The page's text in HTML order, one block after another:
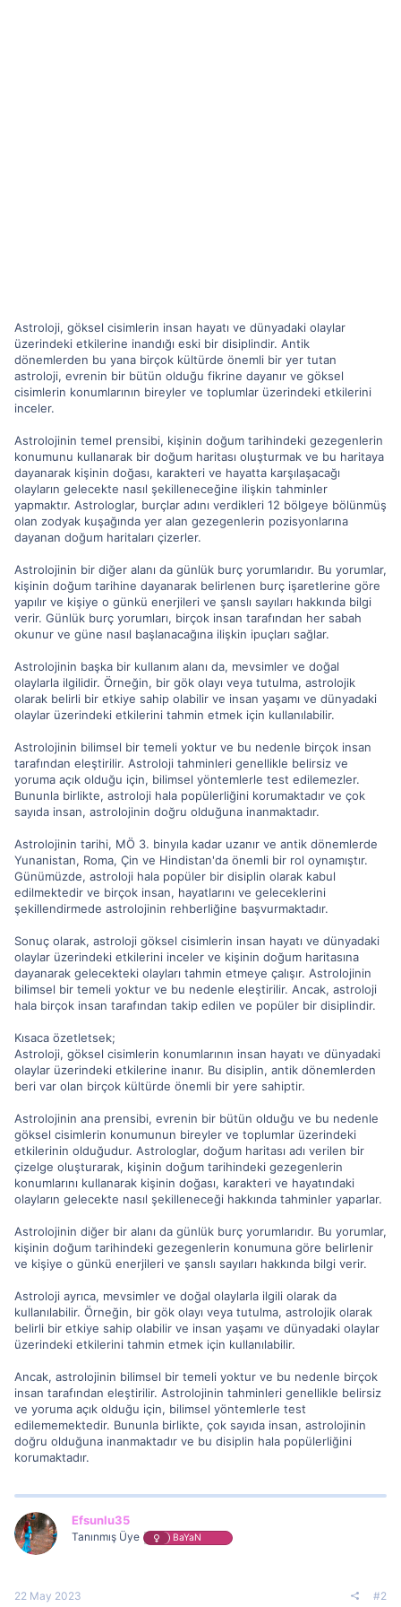
Astroloji, göksel cisimlerin insan hayatı ve dünyadaki olaylar
üzerindeki etkilerine inandığı eski bir disiplindir. Antik
dönemlerden bu yana birçok kültürde önemli bir yer tutan
astroloji, evrenin bir bütün olduğu fikrine dayanır ve göksel
cisimlerin konumlarının bireyler ve toplumlar üzerindeki etkilerini
inceler.
Astrolojinin temel prensibi, kişinin doğum tarihindeki gezegenlerin
konumunu kullanarak bir doğum haritası oluşturmak ve bu haritaya
dayanarak kişinin doğası, karakteri ve hayatta karşılaşacağı
olayların gelecekte nasıl şekilleneceğine ilişkin tahminler
yapmaktır. Astrologlar, burçlar adını verdikleri 12 bölgeye bölünmüş
olan zodyak kuşağında yer alan gezegenlerin pozisyonlarına
dayanan doğum haritaları çizerler.
Astrolojinin bir diğer alanı da günlük burç yorumlarıdır. Bu yorumlar,
kişinin doğum tarihine dayanarak belirlenen burç işaretlerine göre
yapılır ve kişiye o günkü enerjileri ve şanslı sayıları hakkında bilgi
verir. Günlük burç yorumları, birçok insan tarafından her sabah
okunur ve güne nasıl başlanacağına ilişkin ipuçları sağlar.
Astrolojinin başka bir kullanım alanı da, mevsimler ve doğal
olaylarla ilgilidir. Örneğin, bir gök olayı veya tutulma, astrolojik
olarak belirli bir etkiye sahip olabilir ve insan yaşamı ve dünyadaki
olaylar üzerindeki etkilerini tahmin etmek için kullanılabilir.
Astrolojinin bilimsel bir temeli yoktur ve bu nedenle birçok insan
tarafından eleştirilir. Astroloji tahminleri genellikle belirsiz ve
yoruma açık olduğu için, bilimsel yöntemlerle test edilemezler.
Bununla birlikte, astroloji hala popülerliğini korumaktadır ve çok
sayıda insan, astrolojinin doğru olduğuna inanmaktadır.
Astrolojinin tarihi, MÖ 3. binyıla kadar uzanır ve antik dönemlerde
Yunanistan, Roma, Çin ve Hindistan'da önemli bir rol oynamıştır.
Günümüzde, astroloji hala popüler bir disiplin olarak kabul
edilmektedir ve birçok insan, hayatlarını ve geleceklerini
şekillendirmede astrolojinin rehberliğine başvurmaktadır.
Sonuç olarak, astroloji göksel cisimlerin insan hayatı ve dünyadaki
olaylar üzerindeki etkilerini inceler ve kişinin doğum haritasına
dayanarak gelecekteki olayları tahmin etmeye çalışır. Astrolojinin
bilimsel bir temeli yoktur ve bu nedenle eleştirilir. Ancak, astroloji
hala birçok insan tarafından takip edilen ve popüler bir disiplindir.
Kısaca özetletsek;
Astroloji, göksel cisimlerin konumlarının insan hayatı ve dünyadaki
olaylar üzerindeki etkilerine inanır. Bu disiplin, antik dönemlerden
beri var olan birçok kültürde önemli bir yere sahiptir.
Astrolojinin ana prensibi, evrenin bir bütün olduğu ve bu nedenle
göksel cisimlerin konumunun bireyler ve toplumlar üzerindeki
etkilerinin olduğudur. Astrologlar, doğum haritası adı verilen bir
çizelge oluşturarak, kişinin doğum tarihindeki gezegenlerin
konumlarını kullanarak kişinin doğası, karakteri ve hayatındaki
olayların gelecekte nasıl şekilleneceği hakkında tahminler yaparlar.
Astrolojinin diğer bir alanı da günlük burç yorumlarıdır. Bu yorumlar,
kişinin doğum tarihindeki gezegenlerin konumuna göre belirlenir
ve kişiye o günkü enerjileri ve şanslı sayıları hakkında bilgi verir.
Astroloji ayrıca, mevsimler ve doğal olaylarla ilgili olarak da
kullanılabilir. Örneğin, bir gök olayı veya tutulma, astrolojik olarak
belirli bir etkiye sahip olabilir ve insan yaşamı ve dünyadaki olaylar
üzerindeki etkilerini tahmin etmek için kullanılabilir.
Ancak, astrolojinin bilimsel bir temeli yoktur ve bu nedenle birçok
insan tarafından eleştirilir. Astrolojinin tahminleri genellikle belirsiz
ve yoruma açık olduğu için, bilimsel yöntemlerle test
edilememektedir. Bununla birlikte, çok sayıda insan, astrolojinin
doğru olduğuna inanmaktadır ve bu disiplin hala popülerliğini
korumaktadır.
Efsunlu35
Tanınmış Üye BaYaN
22 May 2023 #2